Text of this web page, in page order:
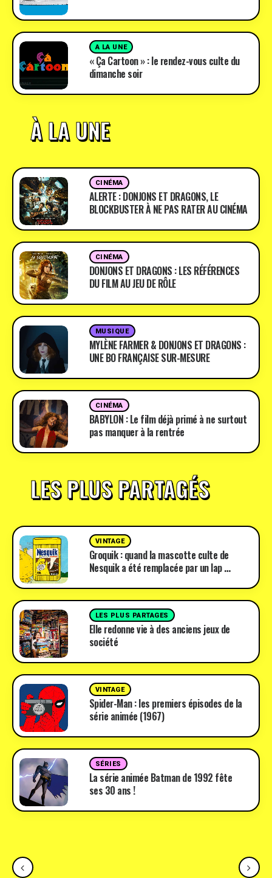
A LA UNE
« Ça Cartoon » : le rendez-vous culte du
dimanche soir
À LA UNE
CINÉMA
ALERTE : DONJONS ET DRAGONS, LE
BLOCKBUSTER À NE PAS RATER AU CINÉMA
CINÉMA
DONJONS ET DRAGONS : LES RÉFÉRENCES
DU FILM AU JEU DE RÔLE
MUSIQUE
MYLÈNE FARMER & DONJONS ET DRAGONS :
UNE BO FRANÇAISE SUR-MESURE
CINÉMA
BABYLON : Le film déjà primé à ne surtout
pas manquer à la rentrée
LES PLUS PARTAGÉS
VINTAGE
Groquik : quand la mascotte culte de
Nesquik a été remplacée par un lap …
LES PLUS PARTAGES
Elle redonne vie à des anciens jeux de
société
VINTAGE
Spider-Man : les premiers épisodes de la
série animée (1967)
SÉRIES
La série animée Batman de 1992 fête
ses 30 ans !